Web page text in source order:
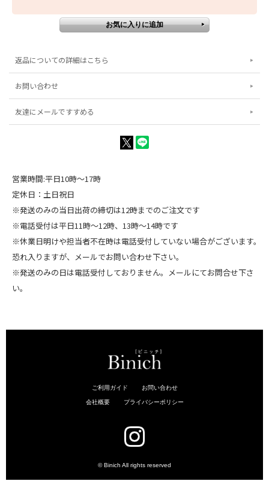
返品についての詳細はこちら
お問い合わせ
友達にメールですすめる
営業時間:平日10時～17時
定休日：土日祝日
※発送のみの当日出荷の締切は12時までのご注文です
※電話受付は平日11時～12時、13時～14時です
※休業日明けや担当者不在時は電話受付していない場合がございます。
恐れ入りますが、メールでお問い合わせ下さい。
※発送のみの日は電話受付しておりません。メールにてお問合せ下さ
い。